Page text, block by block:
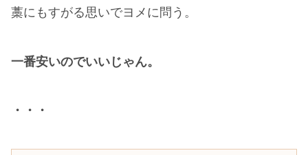
藁にもすがる思いでヨメに問う。
一番安いのでいいじゃん。
・・・